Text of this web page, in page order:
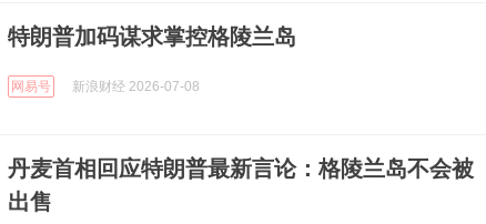
特朗普加码谋求掌控格陵兰岛
网易号 新浪财经 2026-07-08
丹麦首相回应特朗普最新言论：格陵兰岛不会被
出售